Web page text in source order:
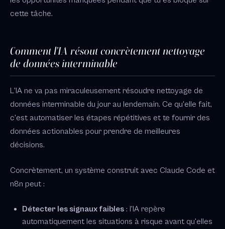
cette tâche.
Comment l'IA résout concrètement nettoyage
de données interminable
L'IA ne va pas miraculeusement résoudre nettoyage de
données interminable du jour au lendemain. Ce qu'elle fait,
c'est automatiser les étapes répétitives et te fournir des
données actionables pour prendre de meilleures
décisions.
Concrètement, un système construit avec Claude Code et
n8n peut :
Détecter les signaux faibles : l'IA repère
automatiquement les situations à risque avant qu'elles